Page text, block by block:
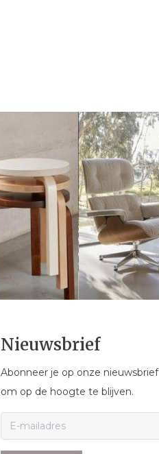
Nieuwsbrief
Abonneer je op onze nieuwsbrief
om op de hoogte te blijven.